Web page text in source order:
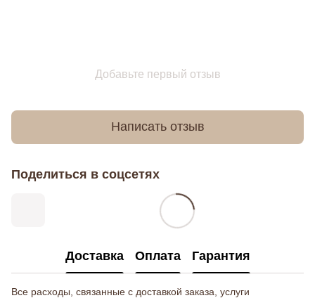
Добавьте первый отзыв
Написать отзыв
Поделиться в соцсетях
Доставка Оплата Гарантия
Все расходы, связанные с доставкой заказа, услуги